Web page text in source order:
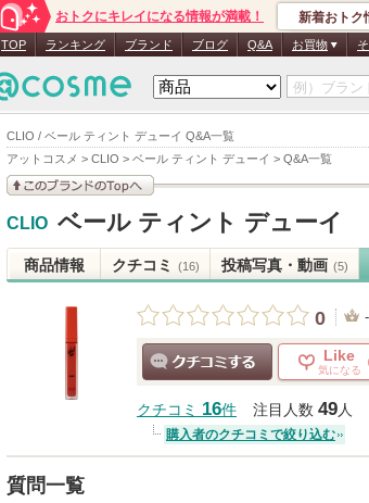
CLIO / ベール ティント デューイ Q&A一覧
アットコスメ > CLIO > ベール ティント デューイ > Q&A一覧
おトクにキレイになる情報が満載！ 新着おトク
TOP ランキング ブランド ブログ Q&A お買物
このブランドの情報を
CLIO ベール ティント デューイ
商品情報 クチコミ (16) 投稿写真・動画 (5)
0
Like
気になる
クチコミ 16件 注目人数 49人
購入者のクチコミで絞り込む
質問一覧